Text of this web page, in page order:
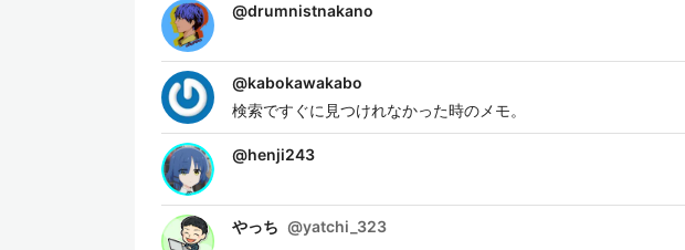
@drumnistnakano
@kabokawakabo
検索ですぐに見つけれなかった時のメモ。
@henji243
やっち @yatchi_323